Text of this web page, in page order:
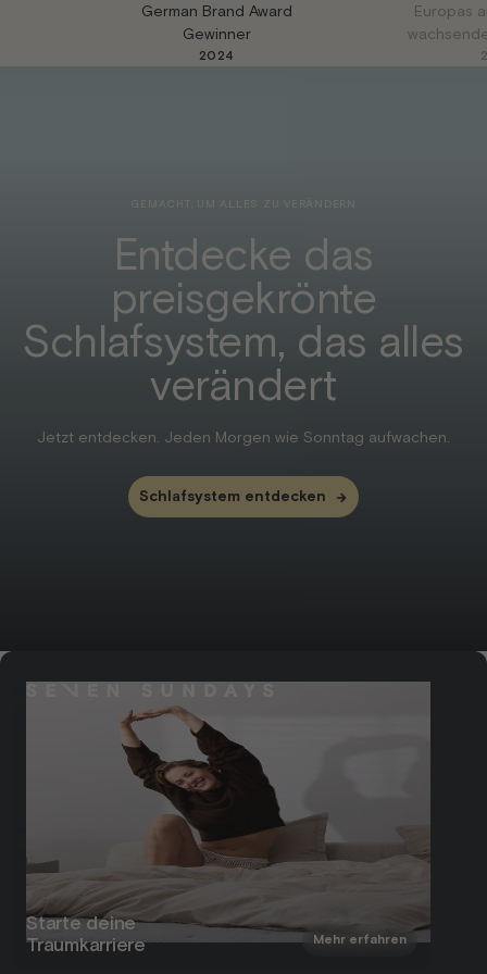
German Brand Award
Gewinner
2024
Europas
GEMACHT, UM ALLES ZU VERÄNDERN
Entdecke das
preisgekrönte
Schlafsystem, das alles
verändert
Jetzt entdecken. Jeden Morgen wie Sonntag aufwachen.
Schlafsystem entdecken
Starte deine
Traumkarriere
Mehr erfahren